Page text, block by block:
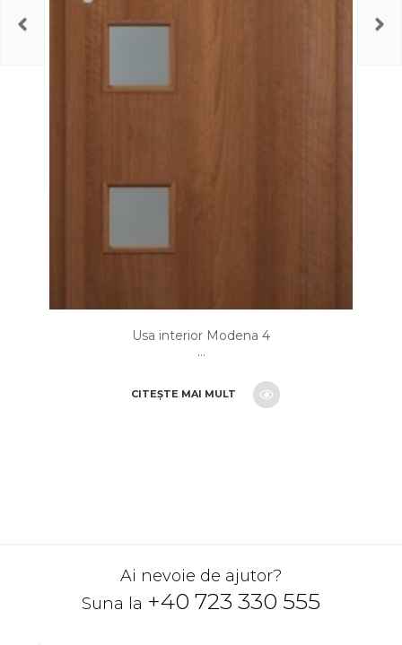
Usa interior Modena 4
...
CITEȘTE MAI MULT
Ai nevoie de ajutor?
Suna la +40 723 330 555